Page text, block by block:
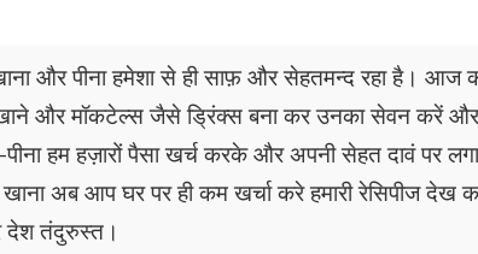
और पीना हमेशा से ही साफ़ और सेहतमन्द रहा है। आज
और मॉकटेल्स जैसे ड्रिंक्स बना कर उनका सेवन करें और
हम हज़ारों पैसा खर्च करके और अपनी सेहत दावं पर
अब आप घर पर ही कम खर्चा करे हमारी रेसिपीज
देश तंदुरुस्त।